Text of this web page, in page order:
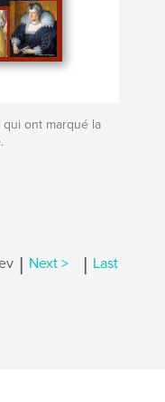
ont marqué la
| Next > | Last